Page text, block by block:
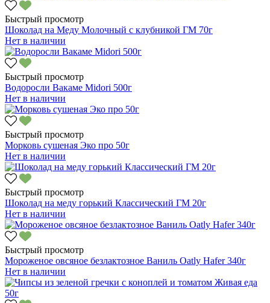
Быстрый просмотр
Шоколад на Меду Молочный с клубникой ГМ 70г
Нет в наличии
Быстрый просмотр
Водоросли Вакаме Midori 500г
Нет в наличии
Быстрый просмотр
Морковь сушеная Эко про 50г
Нет в наличии
Быстрый просмотр
Шоколад на меду горький Классический ГМ 20г
Нет в наличии
Быстрый просмотр
Мороженое овсяное безлактозное Ваниль Oatly Hafer 340г
Нет в наличии